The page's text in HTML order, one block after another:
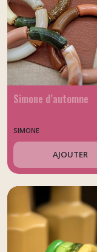
Simone d’automne
SIMONE
AJOUTER
PAPA
(1)
Afficher
les
résultats